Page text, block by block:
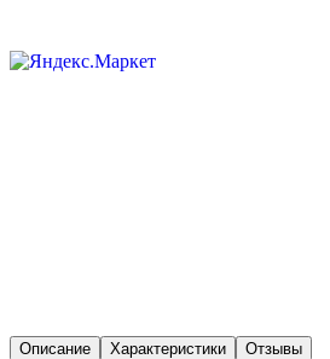
Описание Характеристики Отзывы